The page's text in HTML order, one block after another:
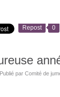
Repost 0
Publié par Comité de